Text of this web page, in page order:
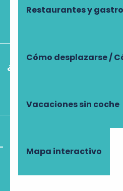
Restaurantes y
Cómo desplazarse /
Vacaciones sin coche
Mapa interactivo
¿Cómo llegar?